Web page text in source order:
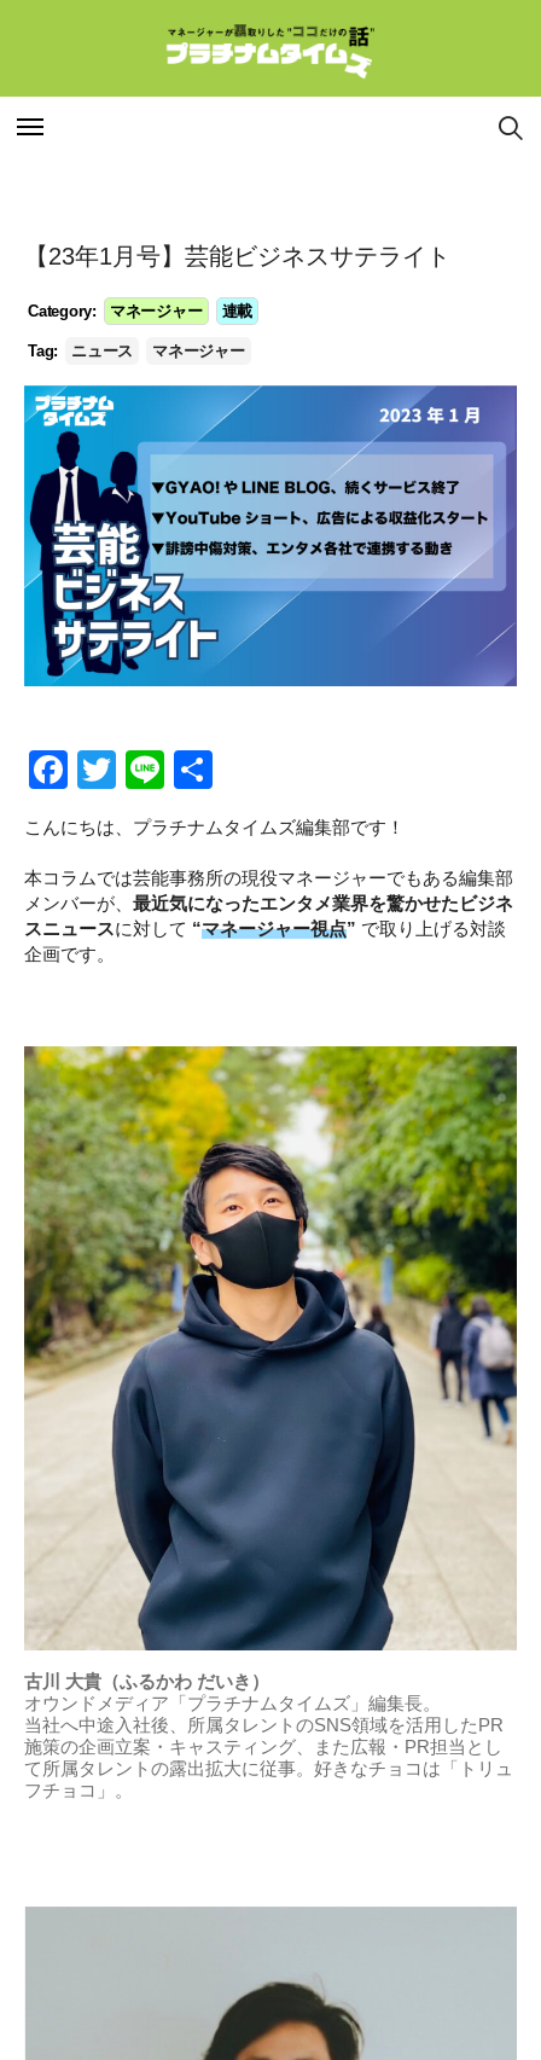
連載
インタビュー
マネージャー
コラム
CLOSE
連載
インタビュー
マネージャー
コラム
CLOSE
【23年1月号】芸能ビジネスサテライト
Category: マネージャー 連載
Tag: ニュース マネージャー
F
a
c
e
b
o
k
T
wi
tt
er
Li
n
e
h
ar
e
こんにちは、プラチナムタイムズ編集部です！
本コラムでは芸能事務所の現役マネージャーでもある編集部
メンバーが、 最近気になったエンタメ業界を驚かせたビジネ
スニュースに対して “マネージャー視点” で取り上げる対談
企画です。
古川 大貴（ふるかわ だいき）
オウンドメディア「プラチナムタイムズ」編集長。
当社へ中途入社後、所属タレントのSNS領域を活用したPR
施策の企画立案・キャスティング、また広報・PR担当とし
て所属タレントの露出拡大に従事。好きなチョコは「トリュ
フチョコ」。